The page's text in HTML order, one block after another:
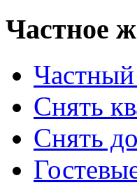
Частное
Частный
Снять
Снять